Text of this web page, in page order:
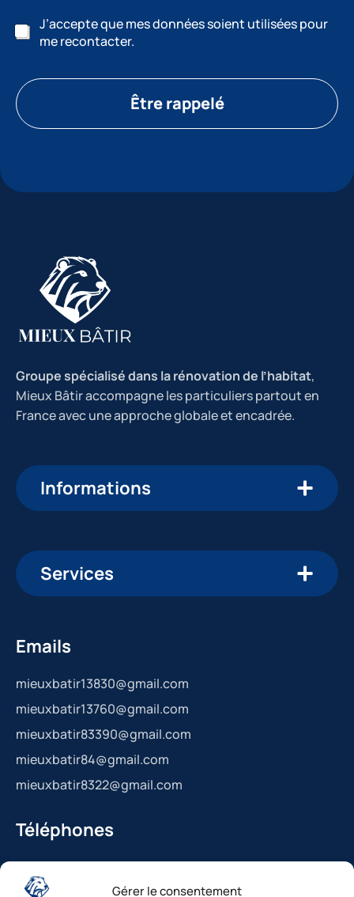
Gérer le consentement
J’accepte que mes données soient utilisées pour
me recontacter.
Être rappelé
Groupe spécialisé dans la rénovation de l’habitat,
Mieux Bâtir accompagne les particuliers partout en
France avec une approche globale et encadrée.
Informations
Services
Emails
mieuxbatir13830@gmail.com
mieuxbatir13760@gmail.com
mieuxbatir83390@gmail.com
mieuxbatir84@gmail.com
mieuxbatir8322@gmail.com
Téléphones
La Bédoule : 04.42.36.29.99
St-Cannat : 04.42.36.29.99